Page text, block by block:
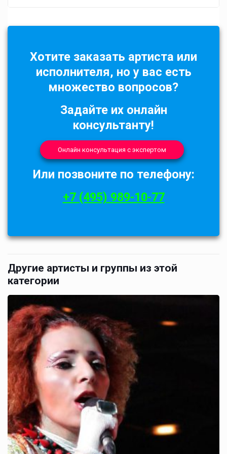
Хотите заказать артиста или
исполнителя, но у вас есть
множество вопросов?
Задайте их онлайн
консультанту!
Онлайн консультация с экспертом
Или позвоните по телефону:
+7 (495) 989-10-77
Другие артисты и группы из этой
категории